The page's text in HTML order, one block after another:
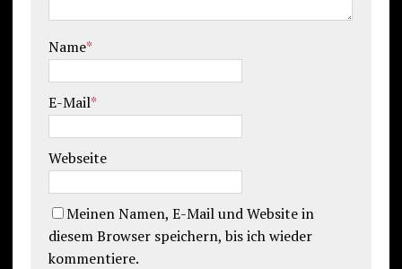
Name*
E-Mail*
Webseite
Meinen Namen, E-Mail und Website in
diesem Browser speichern, bis ich wieder
kommentiere.